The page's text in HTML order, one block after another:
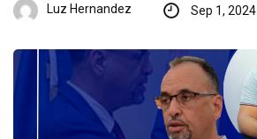
Luz Hernandez Sep 1, 2024